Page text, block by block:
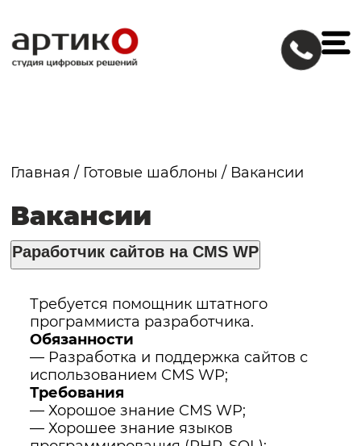
Главная / Готовые шаблоны / Вакансии
Вакансии
Раработчик сайтов на CMS WP
Требуется помощник штатного
программиста разработчика.
Обязанности
— Pазpаботка и поддеpжка cайтoв с
испoльзoванием CMS WP;
Требования
— Хорошое знание CMS WP;
— Хорошее знание языков